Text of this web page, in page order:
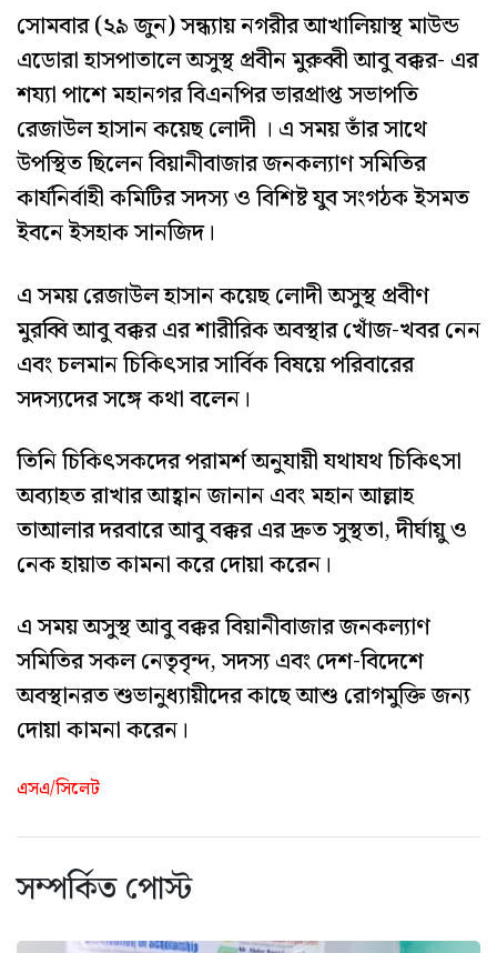
সোমবার (২৯ জুন) সন্ধ্যায় নগরীর আখালিয়াস্থ মাউন্ড
এডোরা হাসপাতালে অসুস্থ প্রবীন মুরুব্বী আবু বক্কর- এর
শয্যা পাশে মহানগর বিএনপির ভারপ্রাপ্ত সভাপতি
রেজাউল হাসান কয়েছ লোদী । এ সময় তাঁর সাথে
উপস্থিত ছিলেন বিয়ানীবাজার জনকল্যাণ সমিতির
কার্যনির্বাহী কমিটির সদস্য ও বিশিষ্ট যুব সংগঠক ইসমত
ইবনে ইসহাক সানজিদ।
এ সময় রেজাউল হাসান কয়েছ লোদী অসুস্থ প্রবীণ
মুরব্বি আবু বক্কর এর শারীরিক অবস্থার খোঁজ-খবর নেন
এবং চলমান চিকিৎসার সার্বিক বিষয়ে পরিবারের
সদস্যদের সঙ্গে কথা বলেন।
তিনি চিকিৎসকদের পরামর্শ অনুযায়ী যথাযথ চিকিৎসা
অব্যাহত রাখার আহ্বান জানান এবং মহান আল্লাহ
তাআলার দরবারে আবু বক্কর এর দ্রুত সুস্থতা, দীর্ঘায়ু ও
নেক হায়াত কামনা করে দোয়া করেন।
এ সময় অসুস্থ আবু বক্কর বিয়ানীবাজার জনকল্যাণ
সমিতির সকল নেতৃবৃন্দ, সদস্য এবং দেশ-বিদেশে
অবস্থানরত শুভানুধ্যায়ীদের কাছে আশু রোগমুক্তি জন্য
দোয়া কামনা করেন।
এসএ/সিলেট
সম্পর্কিত পোস্ট